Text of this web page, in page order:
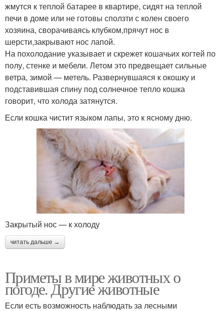
жмутся к теплой батарее в квартире, сидят на теплой
печи в доме или не готовы сползти с колен своего
хозяина, сворачиваясь клубком,прячут нос в
шерсти,закрывают нос лапой.
На похолодание указывает и скрежет кошачьих когтей по
полу, стенке и мебели. Летом это предвещает сильные
ветра, зимой — метель. Развернувшаяся к окошку и
подставившая спину под солнечное тепло кошка
говорит, что холода затянутся.
Если кошка чистит языком лапы, это к ясному дню.
Закрытый нос — к холоду
читать дальше →
Приметы в мире животных о
погоде. Другие животные
Если есть возможность наблюдать за лесными